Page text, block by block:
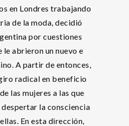
en Londres trabajando
de la moda, decidió
por cuestiones
le abrieron un nuevo e
A partir de entonces,
radical en beneficio
las mujeres a las que
la consciencia
En esta dirección,